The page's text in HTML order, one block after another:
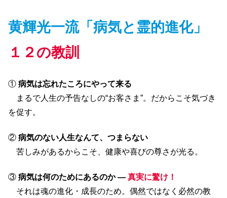
黄輝光一流「病気と霊的進化」
１２の教訓
① 病気は忘れたころにやって来る
まるで人生の予告なしの“お客さま”。だからこそ気づき
を促す。
② 病気のない人生なんて、つまらない
苦しみがあるからこそ、健康や喜びの尊さが光る。
③ 病気は何のためにあるのか ― 真実に驚け！
それは魂の進化・成長のため。偶然ではなく必然の教